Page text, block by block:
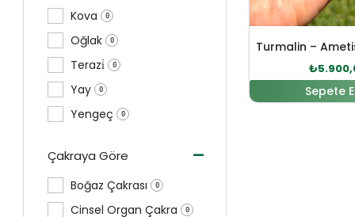
Kova 0
Oğlak 0
Terazi̇ 0
Yay 0
Yengeç 0
Çakraya Göre -
Boğaz Çakrası 0
Cinsel Organ Çakra 0
₺
Sepete